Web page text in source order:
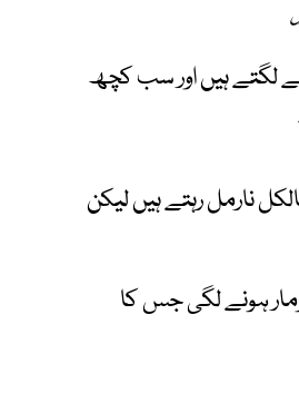
لگتے ہیں اور سب کچھ
نارمل رہتے ہیں لیکن
ہونے لگی جس کا